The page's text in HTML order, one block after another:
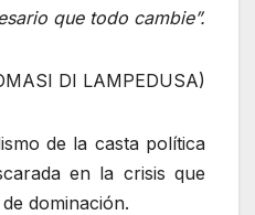
que todo cambie”.
DI LAMPEDUSA)
de la casta política
en la crisis que
dominación.